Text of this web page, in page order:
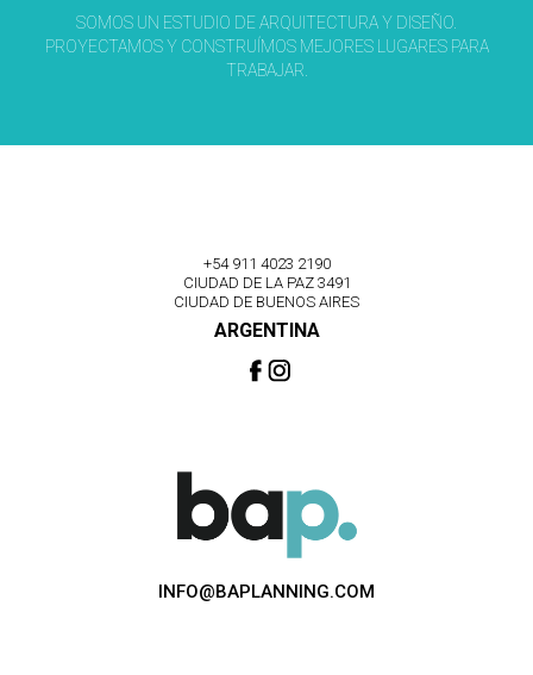
SOMOS UN ESTUDIO DE ARQUITECTURA Y DISEÑO.
PROYECTAMOS Y CONSTRUÍMOS MEJORES LUGARES PARA
TRABAJAR.
+54 911 4023 2190
CIUDAD DE LA PAZ 3491
CIUDAD DE BUENOS AIRES
ARGENTINA
INFO@BAPLANNING.COM